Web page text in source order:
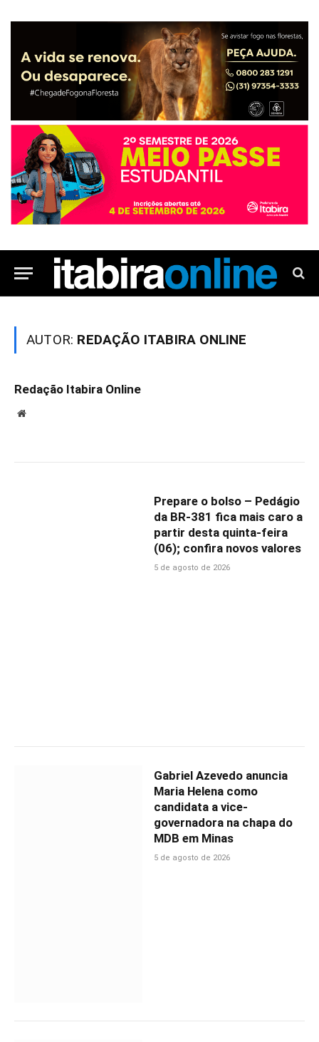
AUTOR: REDAÇÃO ITABIRA ONLINE
Redação Itabira Online
Website
Prepare o bolso – Pedágio
da BR-381 fica mais caro a
partir desta quinta-feira
(06); confira novos valores
5 de agosto de 2026
Gabriel Azevedo anuncia
Maria Helena como
candidata a vice-
governadora na chapa do
MDB em Minas
5 de agosto de 2026